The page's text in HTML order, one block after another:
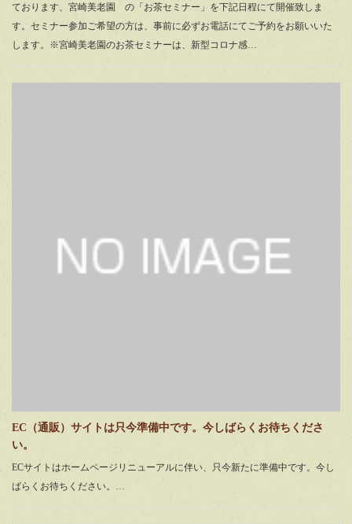
ております、宮崎美老園 の「お茶セミナー」を下記日程にて開催致しま
す。セミナー参加ご希望の方は、事前に必ずお電話にてご予約をお願いいた
します。※宮崎美老園のお茶セミナーは、新型コロナ感…
EC（通販）サイトは只今準備中です。今しばらくお待ちくださ
い。
ECサイトはホームページリニューアルに伴い、只今新たに準備中です。今し
ばらくお待ちください。…